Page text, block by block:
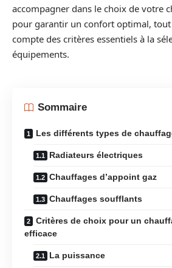
accompagner dans le choix de votre
pour garantir un confort optimal, tout
compte des critères essentiels à la
équipements.
Sommaire
Les différents types de
Radiateurs électriques
Chauffages d’appoint gaz
Chauffages soufflants
Critères de choix pour un
efficace
La puissance